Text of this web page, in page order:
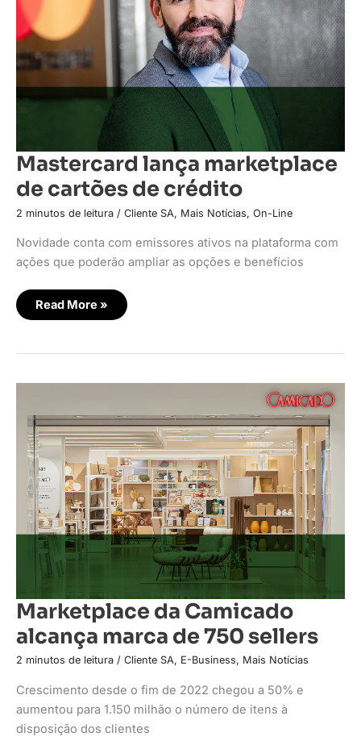
Mastercard lança marketplace
de cartões de crédito
2 minutos de leitura / Cliente SA, Mais Notícias, On-Line
Novidade conta com emissores ativos na plataforma com
ações que poderão ampliar as opções e benefícios
crédito
Read More »
Marketplace da Camicado
alcança marca de 750 sellers
2 minutos de leitura / Cliente SA, E-Business, Mais Notícias
Crescimento desde o fim de 2022 chegou a 50% e
aumentou para 1.150 milhão o número de itens à
disposição dos clientes
Marketplace
alcança
marca
de
750
sellers